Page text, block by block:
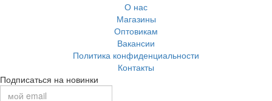
О нас
Магазины
Оптовикам
Вакансии
Политика конфиденциальности
Контакты
Подписаться на новинки